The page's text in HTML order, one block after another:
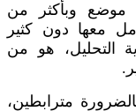
موضع وبأكثر من
معها دون كثير
التحليل، هو من
مترابطين،